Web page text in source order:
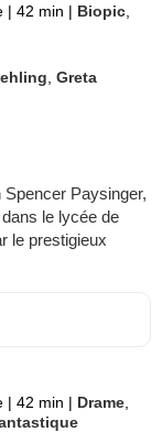
| 42 min | Biopic
,Greta
Spencer Paysinger,
le lycée de
le prestigieux
| 42 min | Drame